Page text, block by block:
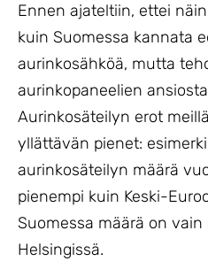
Ennen ajateltiin, ettei
kuin Suomessa kannata
aurinkosähköä, mutta
aurinkopaneelien
Aurinkosäteilyn erot
yllättävän pienet:
aurinkosäteilyn määrä
pienempi kuin Keski-
Suomessa määrä on vain
Helsingissä.